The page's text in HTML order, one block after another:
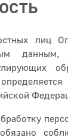
лиц
данным,